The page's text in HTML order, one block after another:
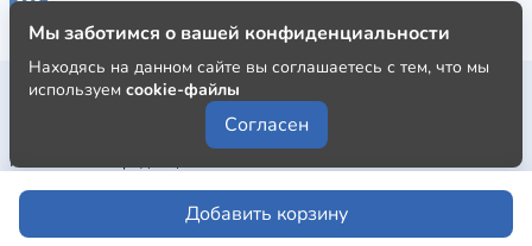
Добавить корзину
Публичная оферта
Пользовательское соглашение
Политика конфиденциальности
Мы заботимся о вашей конфиденциальности
Находясь на данном сайте вы соглашаетесь с тем, что мы
используем cookie-файлы
Согласен